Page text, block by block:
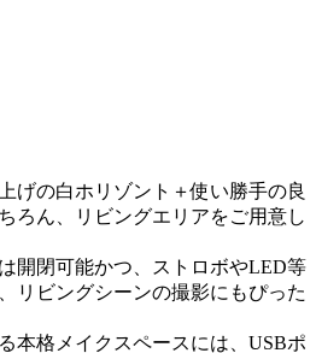
げの白ホリゾント＋使い勝手の良
ろん、リビングエリアをご用意し
開閉可能かつ、ストロボやLED等
リビングシーンの撮影にもぴった
本格メイクスペースには、USBポ